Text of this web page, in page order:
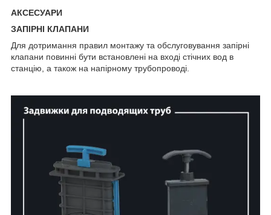
АКСЕСУАРИ
ЗАПІРНІ КЛАПАНИ
Для дотримання правил монтажу та обслуговування запірні
клапани повинні бути встановлені на вході стічних вод в
станцію, а також на напірному трубопроводі.